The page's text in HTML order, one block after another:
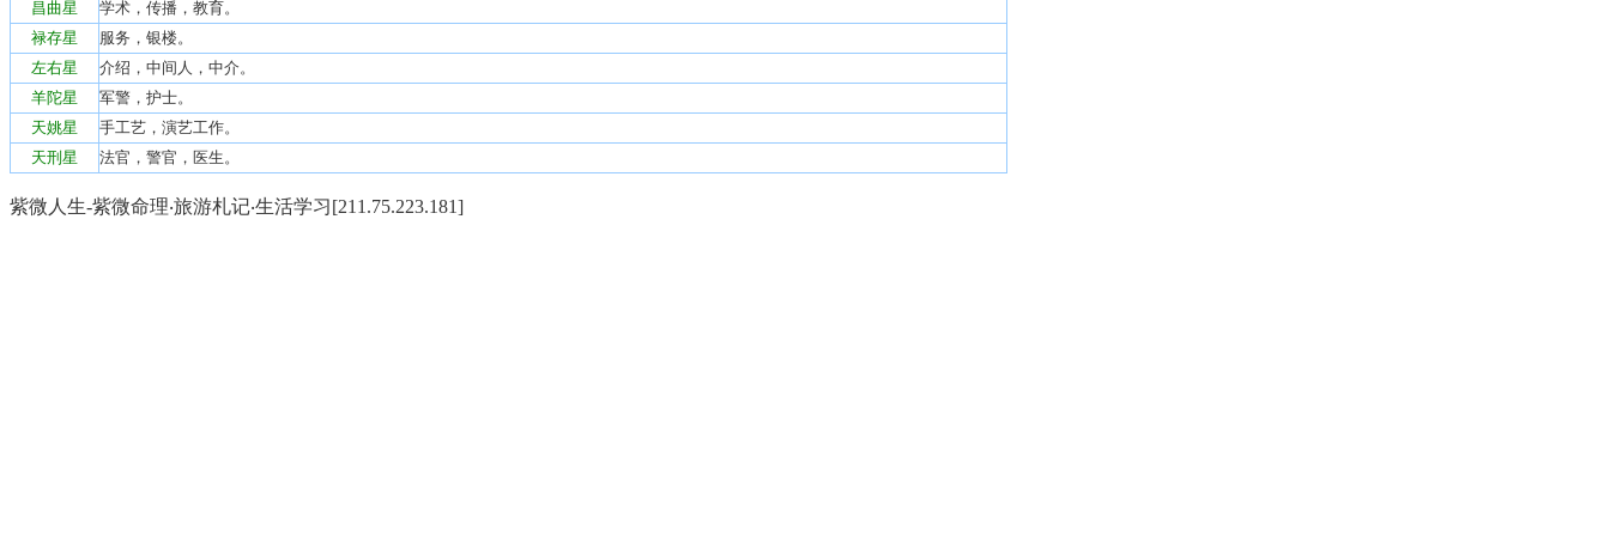
昌曲星
学术，传播，教育。
禄存星
服务，银楼。
左右星
介绍，中间人，中介。
羊陀星
军警，护士。
天姚星
手工艺，演艺工作。
天刑星
法官，警官，医生。
紫微人生-紫微命理‧旅游札记‧生活学习[211.75.223.181]